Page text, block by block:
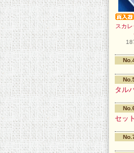
スカ
タル
セッ